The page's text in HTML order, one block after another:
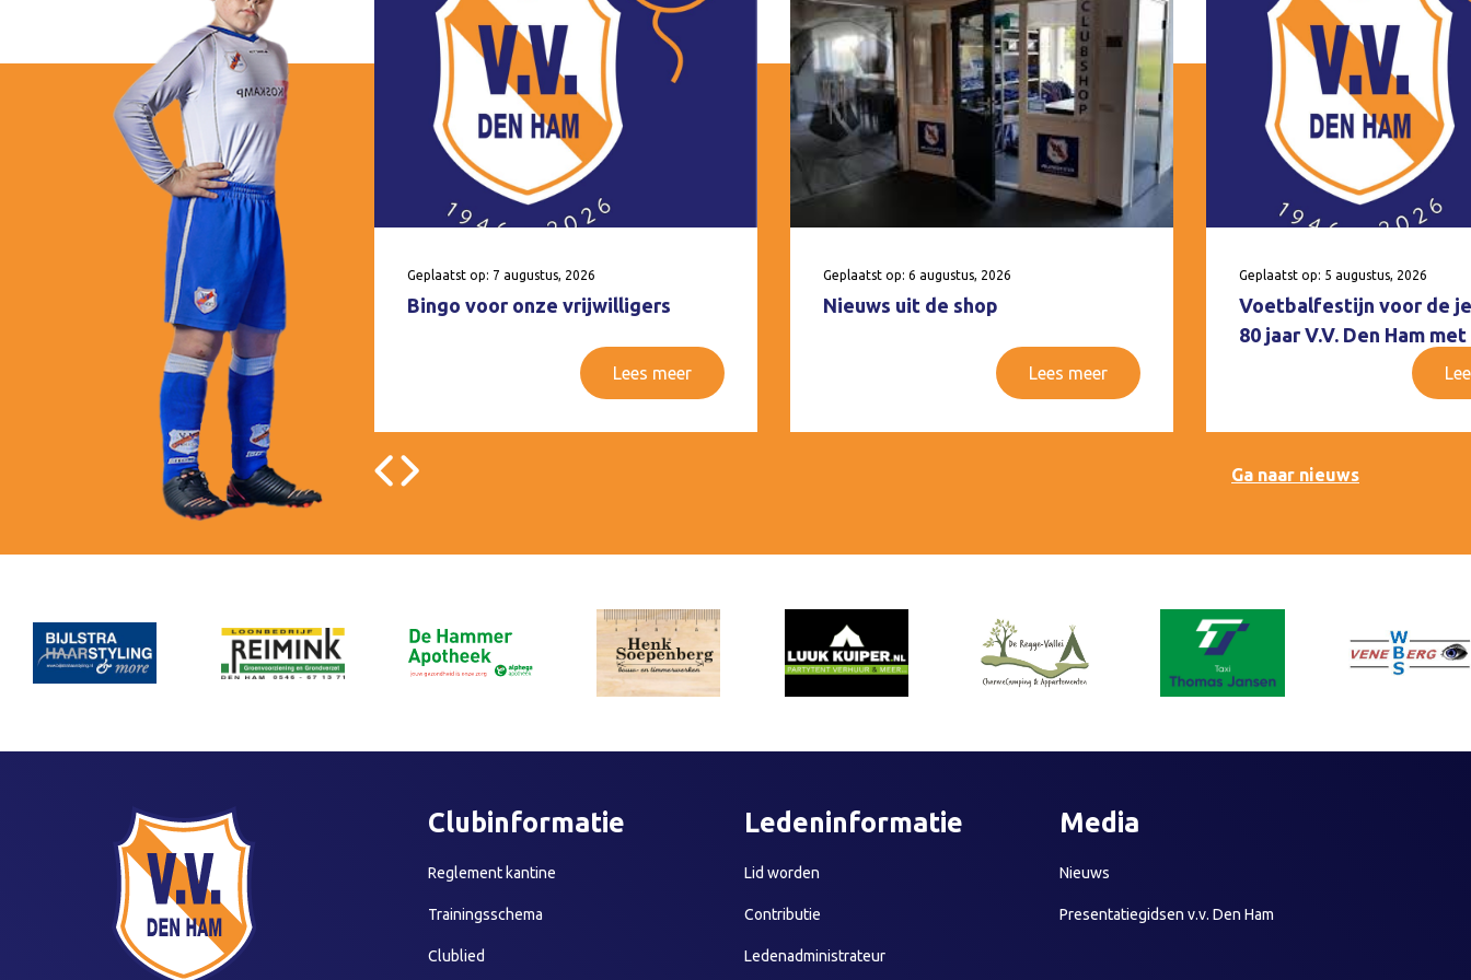
Geplaatst op: 7 augustus, 2026
Bingo voor onze vrijwilligers
Lees meer
Geplaatst op: 6 augustus, 2026
Nieuws uit de shop
Lees meer
Geplaatst op: 5 augustus, 2026
Voetbalfestijn voor de
80 jaar V.V. Den Ham
Ga naar nieuws
Clubinformatie
Reglement kantine
Trainingsschema
Clublied
Ledeninformatie
Lid worden
Contributie
Ledenadministrateur
Media
Nieuws
Presentatiegidsen v.v. Den Ham